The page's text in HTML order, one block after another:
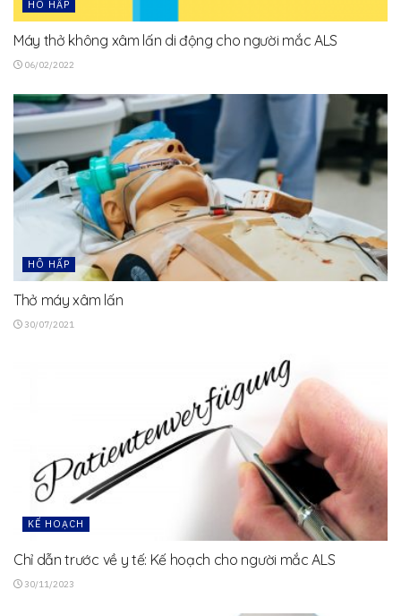
HÔ HẤP
Máy thở không xâm lấn di động cho người mắc ALS
06/02/2022
HÔ HẤP
Thở máy xâm lấn
30/07/2021
KẾ HOẠCH
Chỉ dẫn trước về y tế: Kế hoạch cho người mắc ALS
30/11/2023